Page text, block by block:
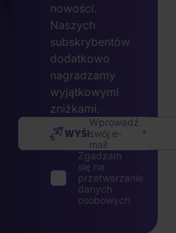
nowości.
Naszych
subskrybentów
dodatkowo
nagradzamy
wyjątkowymi
zniżkami.
Wprowadź
swój e-
mail
WYŚLIJ
Zgadzam
się na
przetwarzanie
danych
osobowych